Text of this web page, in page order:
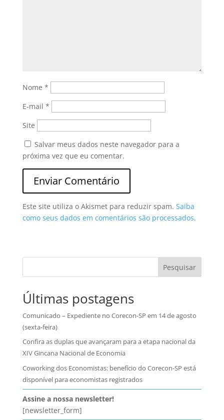
Nome *
E-mail *
Site
Salvar meus dados neste navegador para a
próxima vez que eu comentar.
Este site utiliza o Akismet para reduzir spam. Saiba
como seus dados em comentários são processados.
Pesquisar
Últimas postagens
Comunicado – Expediente no Corecon-SP em 14 de agosto
(sexta-feira)
Confira as duplas que avançaram para a etapa nacional da
XIV Gincana Nacional de Economia
Coworking dos Economistas: benefício do Corecon-SP está
disponível para economistas registrados
Assine a nossa newsletter!
[newsletter_form]